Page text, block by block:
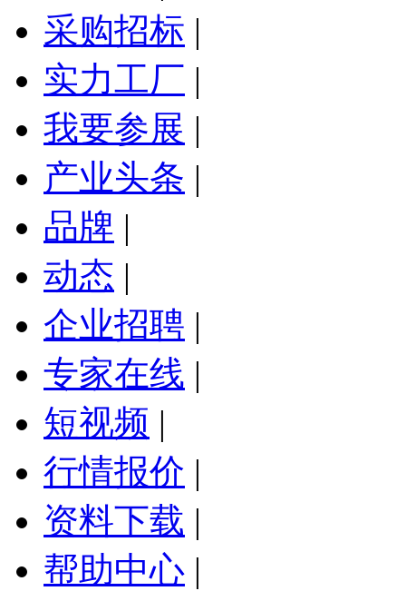
采购招标 |
实力工厂 |
我要参展 |
产业头条 |
品牌 |
动态 |
企业招聘 |
专家在线 |
短视频 |
行情报价 |
资料下载 |
帮助中心 |